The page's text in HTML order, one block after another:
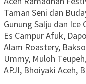
Taman Seni dan
Gunung Salju dan Ice
Es Campur Afuk,
Alam Roastery,
Ummy, Muloh
APJI, Bhoiyaki Aceh,